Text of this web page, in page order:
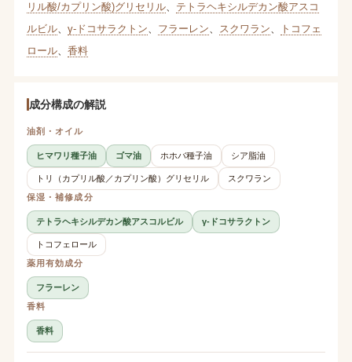
リル酸/カプリン酸)グリセリル、 テトラヘキシルデカン酸アスコ
ルビル、 γ-ドコサラクトン フラーレン スクワラン
トコフェ
ロール、 香料
成分構成の解説
油剤・オイル
ヒマワリ種子油 ゴマ油 ホホバ種子油 シア脂油
トリ（カプリル酸／カプリン酸）グリセリル
スクワラン
保湿・補修成分
テトラヘキシルデカン酸アスコルビル γ-ドコサラクトン
トコフェロール
薬用有効成分
フラーレン
香料
香料